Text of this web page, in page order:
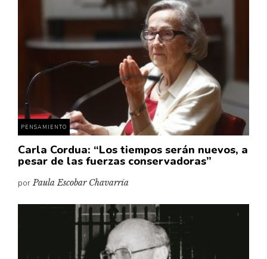
PENSAMIENTO
Carla Cordua: “Los tiempos serán nuevos, a
pesar de las fuerzas conservadoras”
porPaula Escobar Chavarría